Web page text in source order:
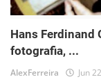
Hans Ferdinand
fotografia, ...
AlexFerreira Jun